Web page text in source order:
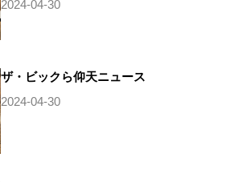
2024-04-30
ザ・ビックら仰天ニュース
2024-04-30